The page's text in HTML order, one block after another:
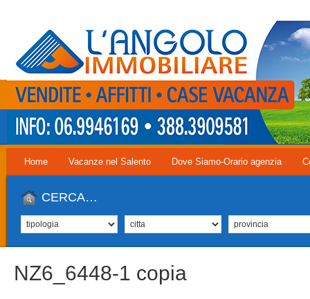
Home Vacanze nel Salento Dove Siamo-Orario agenzia
CERCA…
NZ6_6448-1 copia